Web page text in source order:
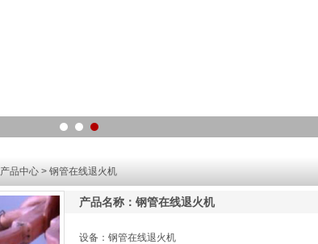
产品中心 > 钢管在线退火机
产品名称：钢管在线退火机
设备：钢管在线退火机